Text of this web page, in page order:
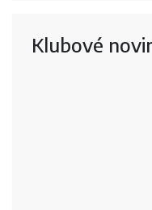
Klubové